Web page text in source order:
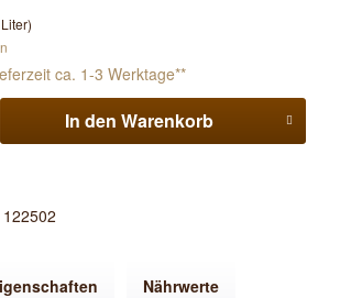
ca. 1-3 Werktage**
In den Warenkorb
122502
Nährwerte